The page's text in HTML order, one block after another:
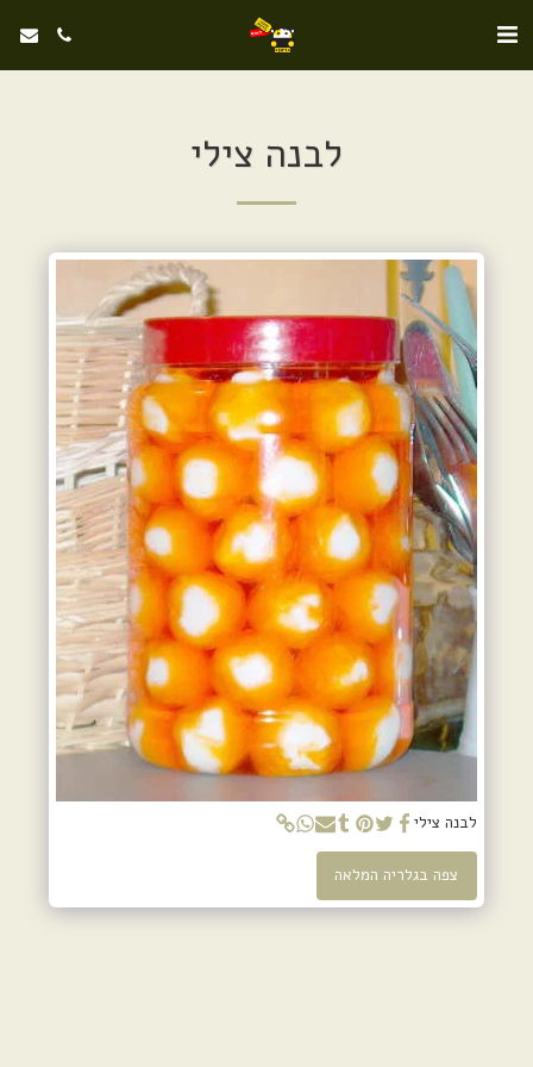
לבנה צילי
לבנה צילי
צפה בגלריה המלאה